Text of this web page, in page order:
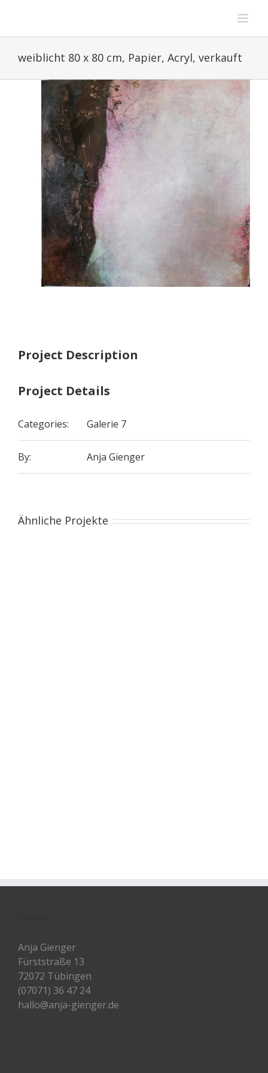
springen
weiblicht 80 x 80 cm, Papier, Acryl, verkauft
Larger
Project Description
Project Details
Categories: Galerie 7
By: Anja Gienger
Ähnliche Projekte
Anja Gienger
Fürststraße 13
72072 Tübingen
(07071) 36 47 24
hallo@anja-gienger.de